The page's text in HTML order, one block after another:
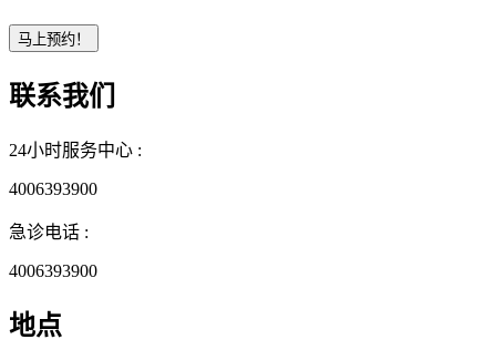
联系我们
24小时服务中心 :
4006393900
急诊电话 :
4006393900
地点